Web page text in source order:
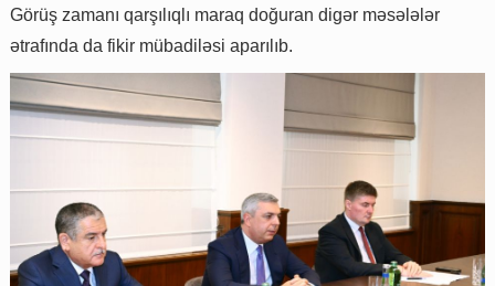
Görüş zamanı qarşılıqlı maraq doğuran digər məsələlər
ətrafında da fikir mübadiləsi aparılıb.